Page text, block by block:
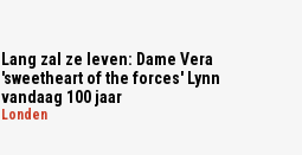
Lang zal ze leven: Dame Vera
'sweetheart of the forces' Lynn
vandaag 100 jaar
londen